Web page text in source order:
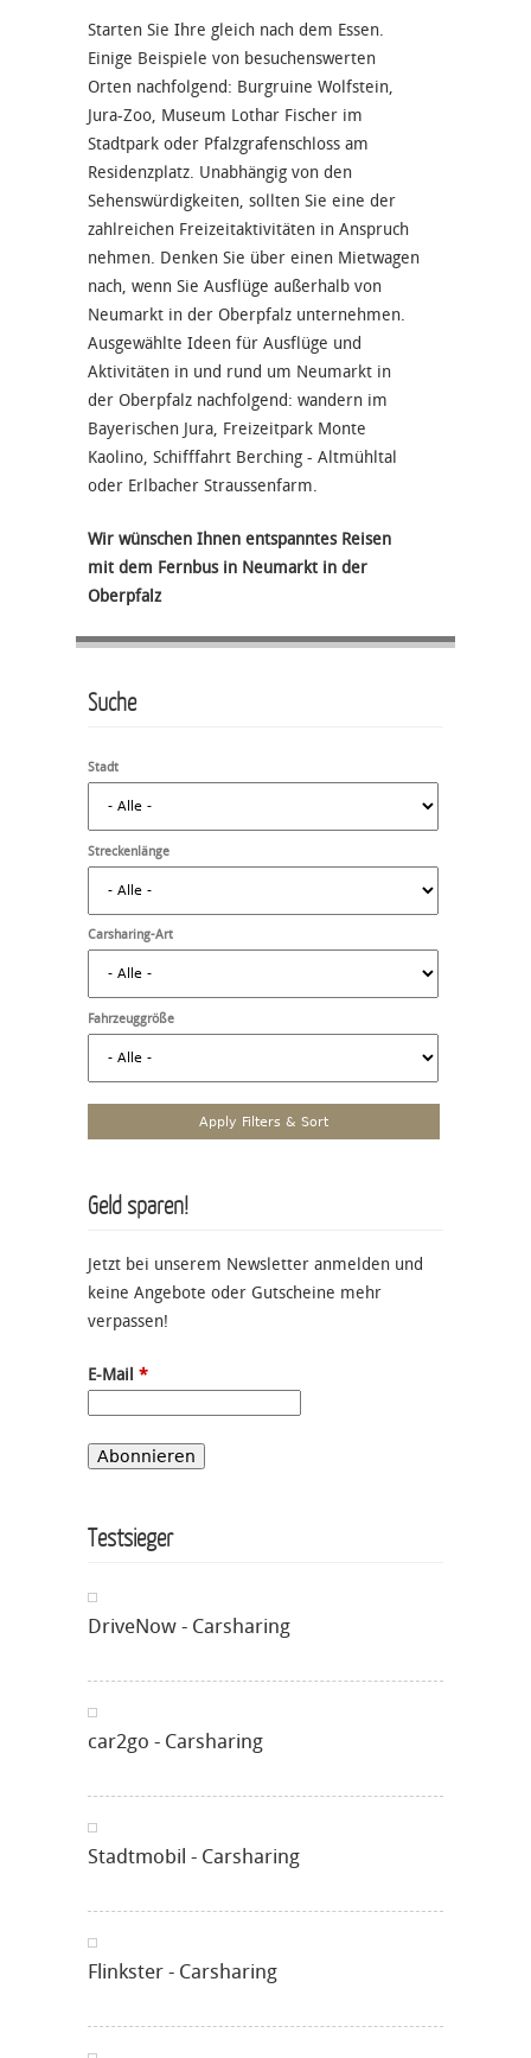
Starten Sie Ihre gleich nach dem Essen.
Einige Beispiele von besuchenswerten
Orten nachfolgend: Burgruine Wolfstein,
Jura-Zoo, Museum Lothar Fischer im
Stadtpark oder Pfalzgrafenschloss am
Residenzplatz. Unabhängig von den
Sehenswürdigkeiten, sollten Sie eine der
zahlreichen Freizeitaktivitäten in Anspruch
nehmen. Denken Sie über einen Mietwagen
nach, wenn Sie Ausflüge außerhalb von
Neumarkt in der Oberpfalz unternehmen.
Ausgewählte Ideen für Ausflüge und
Aktivitäten in und rund um Neumarkt in
der Oberpfalz nachfolgend: wandern im
Bayerischen Jura, Freizeitpark Monte
Kaolino, Schifffahrt Berching - Altmühltal
oder Erlbacher Straussenfarm.
Wir wünschen Ihnen entspanntes Reisen
mit dem Fernbus in Neumarkt in der
Oberpfalz
Suche
Stadt
Streckenlänge
Carsharing-Art
Fahrzeuggröße
Geld sparen!
Jetzt bei unserem Newsletter anmelden und
keine Angebote oder Gutscheine mehr
verpassen!
E-Mail *
Testsieger
DriveNow - Carsharing
car2go - Carsharing
Stadtmobil - Carsharing
Flinkster - Carsharing